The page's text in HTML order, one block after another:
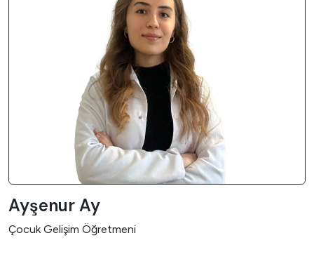
Ayşenur Ay
Çocuk Gelişim Öğretmeni